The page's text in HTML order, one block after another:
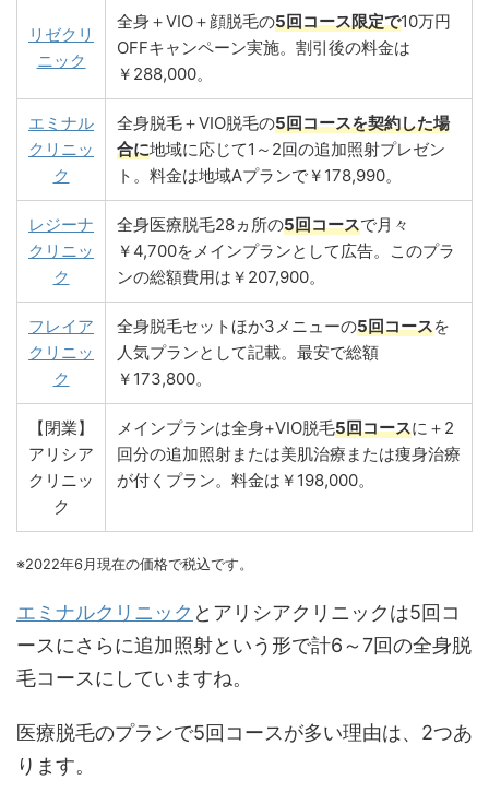
リゼクリ
ニック
全身＋VIO＋顔脱毛の5回コース限定で10万円
OFFキャンペーン実施。割引後の料金は
￥288,000。
エミナル
クリニッ
ク
全身脱毛＋VIO脱毛の5回コースを契約した場
合に地域に応じて1～2回の追加照射プレゼン
ト。料金は地域Aプランで￥178,990。
レジーナ
クリニッ
ク
全身医療脱毛28ヵ所の5回コースで月々
￥4,700をメインプランとして広告。このプラ
ンの総額費用は￥207,900。
フレイア
クリニッ
ク
全身脱毛セットほか3メニューの5回コースを
人気プランとして記載。最安で総額
￥173,800。
【閉業】
アリシア
クリニッ
ク
メインプランは全身+VIO脱毛5回コースに＋2
回分の追加照射または美肌治療または痩身治療
が付くプラン。料金は￥198,000。
※2022年6月現在の価格で税込です。
エミナルクリニック とアリシアクリニックは5回コ
ースにさらに追加照射という形で計6～7回の全身脱
毛コースにしていますね。
医療脱毛のプランで5回コースが多い理由は、2つあ
ります。